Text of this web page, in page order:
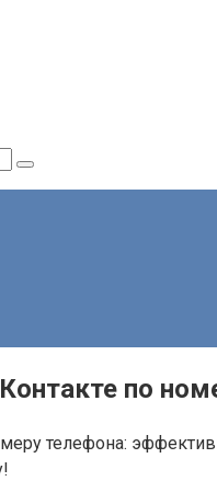
по
телефона: